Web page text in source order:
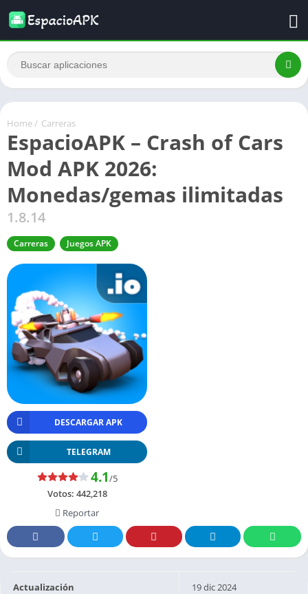
Home / Carreras
EspacioAPK – Crash of Cars
Mod APK 2026:
Monedas/gemas ilimitadas
1.8.14
Carreras Juegos APK
DESCARGAR APK
TELEGRAM
4.1/5
Votos: 442,218
Reportar
Actualización 19 dic 2024